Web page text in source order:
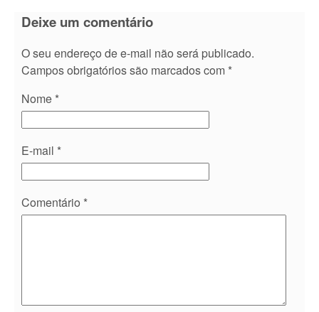
Deixe um comentário
O seu endereço de e-mail não será publicado.
Campos obrigatórios são marcados com *
Nome *
E-mail *
Comentário *